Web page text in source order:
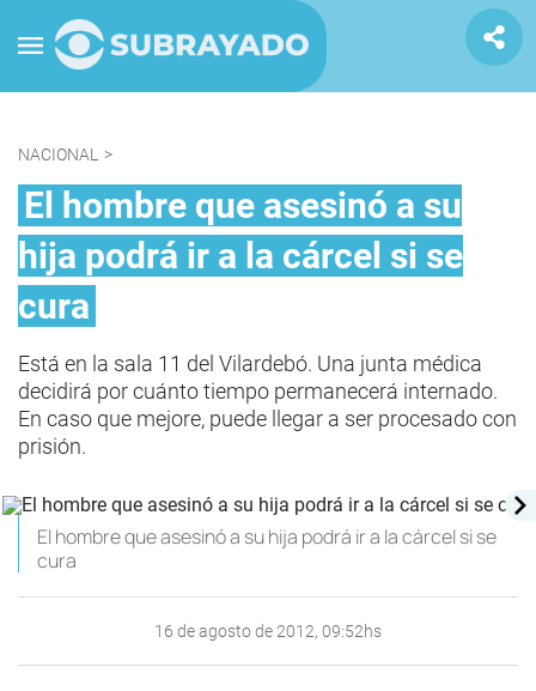
NACIONAL >
El hombre que asesinó a su
hija podrá ir a la cárcel si se
cura
Está en la sala 11 del Vilardebó. Una junta médica
decidirá por cuánto tiempo permanecerá internado.
En caso que mejore, puede llegar a ser procesado con
prisión.
El hombre que asesinó a su hija podrá ir a la cárcel si se
cura
16 de agosto de 2012, 09:52hs